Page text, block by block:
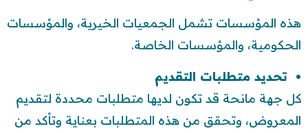
هذه المؤسسات تشمل الجمعيات الخيرية، والمؤسسات
الحكومية، والمؤسسات الخاصة.
تحديد متطلبات التقديم
كل جهة مانحة قد تكون لديها متطلبات محددة لتقديم
المعروض، وتحقق من هذه المتطلبات بعناية وتأكد من